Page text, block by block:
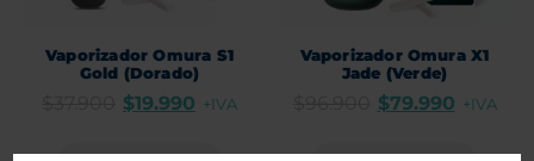
Vaporizador Omura S1
Gold (Dorado)
$19.990 +IVA
Vaporizador Omura X1
Jade (Verde)
$79.990 +IVA